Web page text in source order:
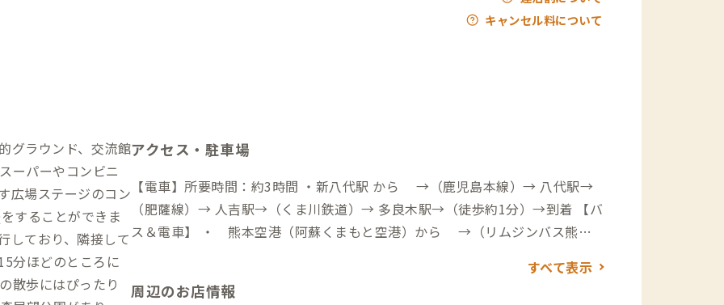
キャンセル料について
グラウンド、交流館
ーパーやコンビニ
広場ステージのコン
することができま
しており、隣接して
分ほどのところに
散歩にはぴったり
アクセス・駐車場
【電車】所要時間：約3時間 ・新八代駅 から →（鹿児島本線）→ 八代駅→
（肥薩線）→ 人吉駅→（くま川鉄道）→ 多良木駅→（徒歩約1分）→到着 【バ
ス＆電車】 ・ 熊本空港（阿蘇くまもと空港）から →（リムジンバス熊本
急吉松行）→ 人吉駅→（くま川鉄道各停湯前行）→ 多良木駅→（徒歩約1分）
→到着
すべて表示
周辺のお店情報